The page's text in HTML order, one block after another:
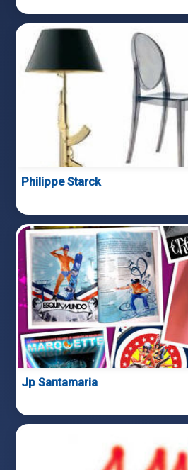
Philippe Starck
Jp Santamaria